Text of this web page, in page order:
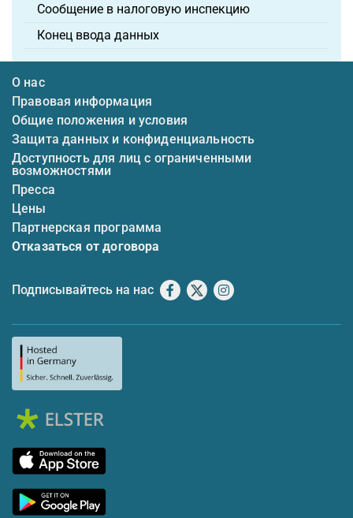
Сообщение в налоговую инспекцию
Конец ввода данных
О нас
Правовая информация
Общие положения и условия
Защита данных и конфиденциальность
Доступность для лиц с ограниченными
возможностями
Пресса
Цены
Партнерская программа
Отказаться от договора
Подписывайтесь на нас Facebook
X Instagram